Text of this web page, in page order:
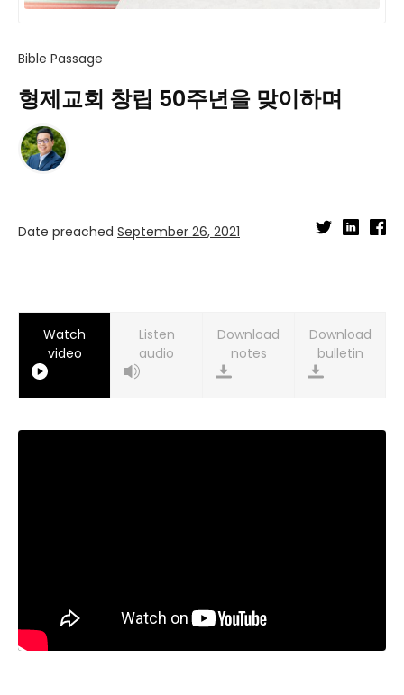
Bible Passage
형제교회 창립 50주년을 맞이하며
Date preached September 26, 2021
Watch
video
Listen
audio
Download
notes
Download
bulletin